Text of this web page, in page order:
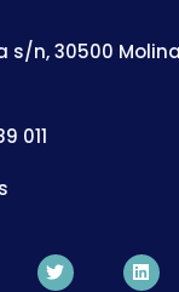
s/n, 30500
011